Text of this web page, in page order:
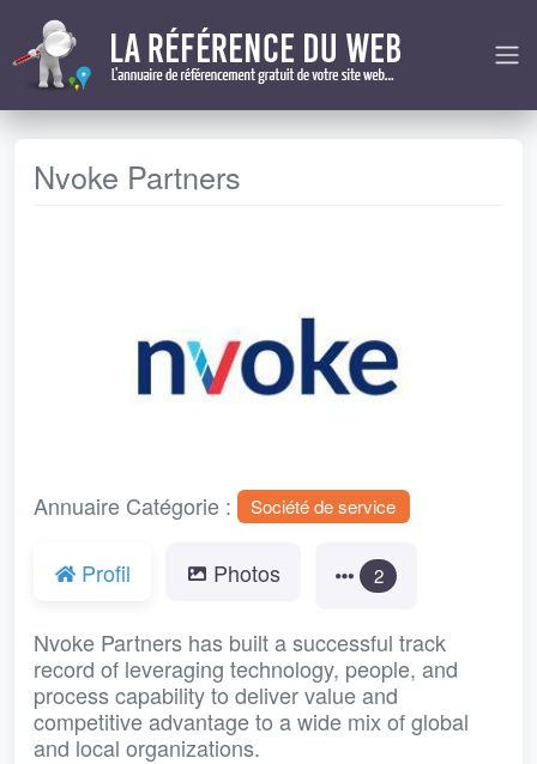
Nvoke Partners
Annuaire Catégorie : Société de service
Profil Photos 2
Nvoke Partners has built a successful track
record of leveraging technology, people, and
process capability to deliver value and
competitive advantage to a wide mix of global
and local organizations.